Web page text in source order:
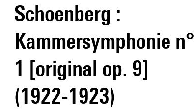
Schoenberg :
Kammersymphonie n°
1 [original op. 9]
(1922-1923)